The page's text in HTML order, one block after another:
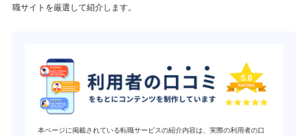
職サイトを厳選して紹介します。
本ページに掲載されている転職サービスの紹介内容は、実際の利用者の口